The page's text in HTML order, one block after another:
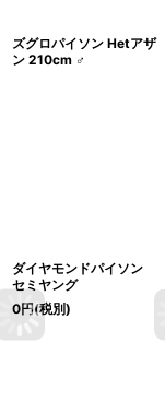
ズグロパイソン Hetアザ
ン 210cm ♂
ダイヤモンドパイソン
セミヤング
0円(税別)